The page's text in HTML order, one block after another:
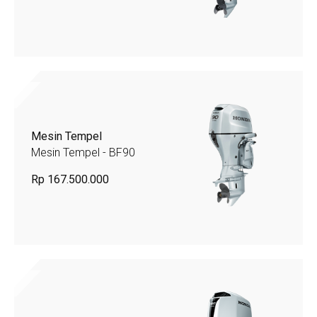
Mesin Tempel
Mesin Tempel - BF90
Rp 167.500.000